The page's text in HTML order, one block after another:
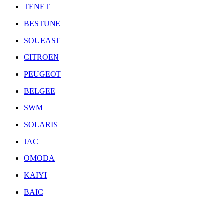
TENET
BESTUNE
SOUEAST
CITROEN
PEUGEOT
BELGEE
SWM
SOLARIS
JAC
OMODA
KAIYI
BAIC